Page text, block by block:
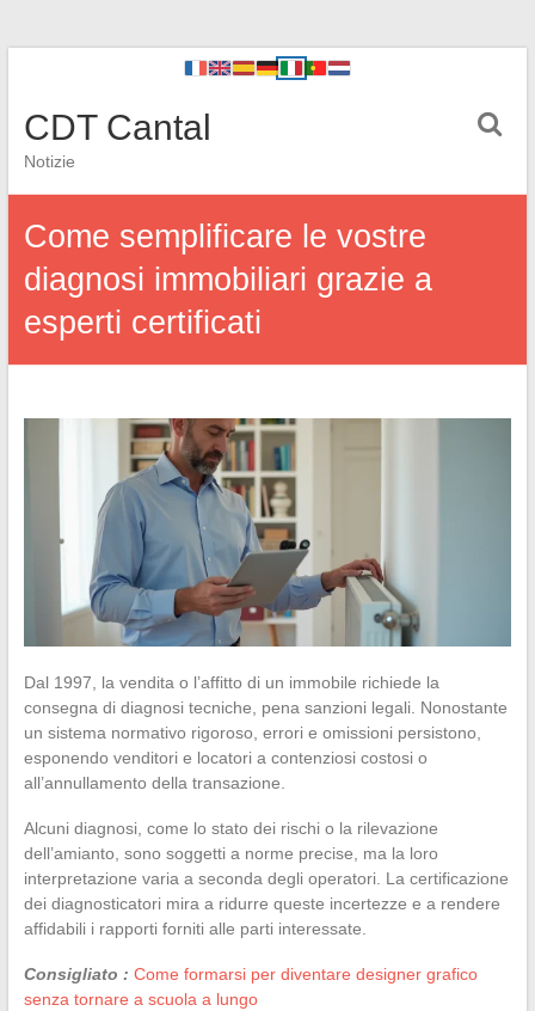
CDT Cantal
Notizie
Come semplificare le vostre
diagnosi immobiliari grazie a
esperti certificati
Dal 1997, la vendita o l’affitto di un immobile richiede la
consegna di diagnosi tecniche, pena sanzioni legali. Nonostante
un sistema normativo rigoroso, errori e omissioni persistono,
esponendo venditori e locatori a contenziosi costosi o
all’annullamento della transazione.
Alcuni diagnosi, come lo stato dei rischi o la rilevazione
dell’amianto, sono soggetti a norme precise, ma la loro
interpretazione varia a seconda degli operatori. La certificazione
dei diagnosticatori mira a ridurre queste incertezze e a rendere
affidabili i rapporti forniti alle parti interessate.
Consigliato : Come formarsi per diventare designer grafico
senza tornare a scuola a lungo